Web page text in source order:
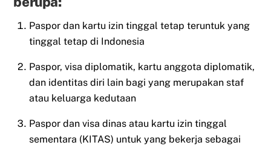
Paspor dan kartu izin tinggal tetap teruntuk yang
tinggal tetap di Indonesia
Paspor, visa diplomatik, kartu anggota diplomatik,
dan identitas diri lain bagi yang merupakan staf
atau keluarga kedutaan
Paspor dan visa dinas atau kartu izin tinggal
sementara (KITAS) untuk yang bekerja sebagai